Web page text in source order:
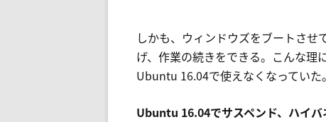
しかも、ウィンドウズをブートさ
げ、作業の続きをできる。こんな理
Ubuntu 16.04で使えなくなっていた。
Ubuntu 16.04でサスペンド、ハイ